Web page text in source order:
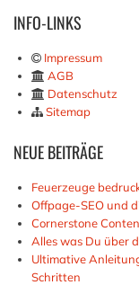
INFO-LINKS
Impressum
AGB
Datenschutz
Sitemap
NEUEBEITRÄGE
Feuerzeuge
Offpage-SEO und
Cornerstone
Alles was Du über
Ultimative
Schritten